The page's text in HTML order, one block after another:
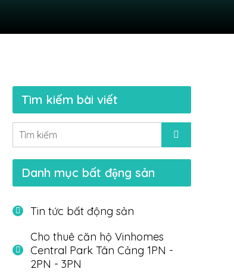
Tìm kiếm bài viết
Danh mục bất động sản
Tin tức bất động sản
Cho thuê căn hộ Vinhomes
Central Park Tân Cảng 1PN -
2PN - 3PN